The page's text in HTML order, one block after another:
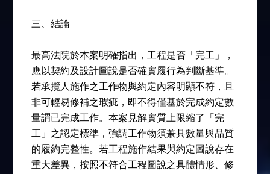
三、結論
最高法院於本案明確指出，工程是否「完工」，
應以契約及設計圖說是否確實履行為判斷基準。
若承攬人施作之工作物與約定內容明顯不符，且
非可輕易修補之瑕疵，即不得僅基於完成約定數
量謂已完成工作。本案見解實質上限縮了「完
工」之認定標準，強調工作物須兼具數量與品質
的履約完整性。若工程施作結果與約定圖說存在
重大差異，按照不符合工程圖說之具體情形、修